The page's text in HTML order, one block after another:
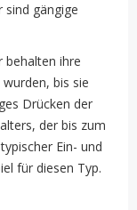
sind gängige
behalten ihre
bis sie
Drücken der
der bis zum
Ein- und
für diesen Typ.